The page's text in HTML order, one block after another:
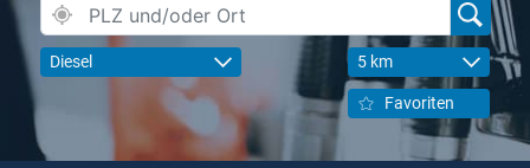
Diesel 5 km
Favoriten